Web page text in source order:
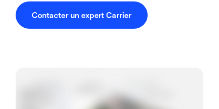
Contacter un expert Carrier